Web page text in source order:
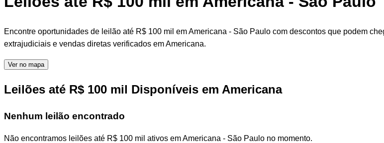
Encontre oportunidades de leilão até R$ 100 mil em Americana - São Paulo com descontos que podem
extrajudiciais e vendas diretas verificados em Americana.
Ver no mapa
Leilões até R$ 100 mil Disponíveis em Americana
Nenhum leilão encontrado
Não encontramos leilões até R$ 100 mil ativos em Americana - São Paulo no momento.